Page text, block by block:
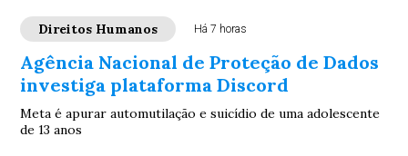
Direitos Humanos Há 7 horas
Agência Nacional de Proteção de Dados
investiga plataforma Discord
Meta é apurar automutilação e suicídio de uma adolescente
de 13 anos